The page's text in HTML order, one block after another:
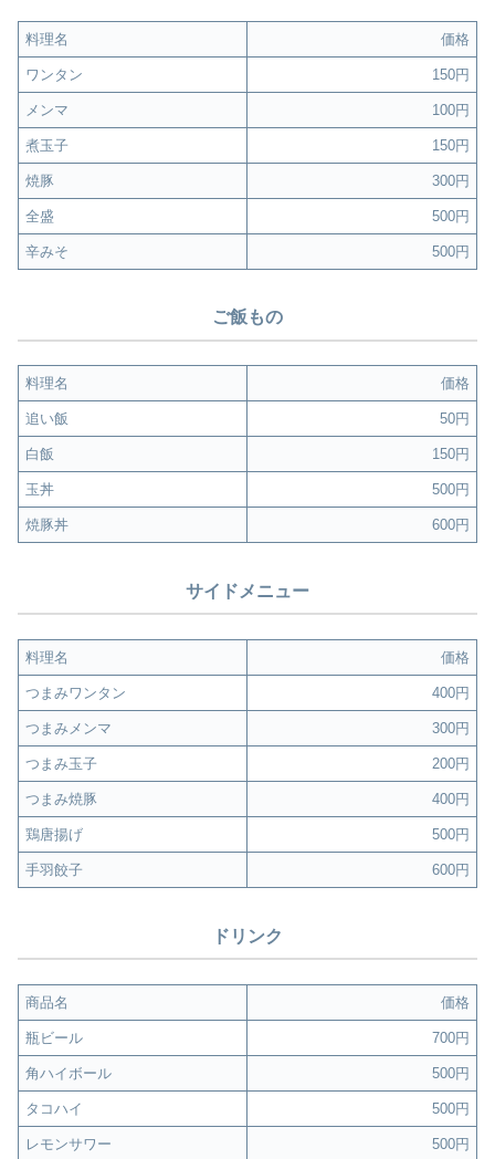
料理名 価格
ワンタン 150円
メンマ 100円
煮玉子 150円
焼豚 300円
全盛 500円
辛みそ 500円
ご飯もの
料理名 価格
追い飯 50円
白飯 150円
玉丼 500円
焼豚丼 600円
サイドメニュー
料理名 価格
つまみワンタン 400円
つまみメンマ 300円
つまみ玉子 200円
つまみ焼豚 400円
鶏唐揚げ 500円
手羽餃子 600円
ドリンク
商品名 価格
瓶ビール 700円
角ハイボール 500円
タコハイ 500円
レモンサワー 500円